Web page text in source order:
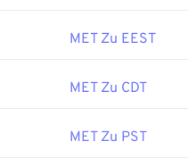
MET Zu EEST
MET Zu CDT
MET Zu PST